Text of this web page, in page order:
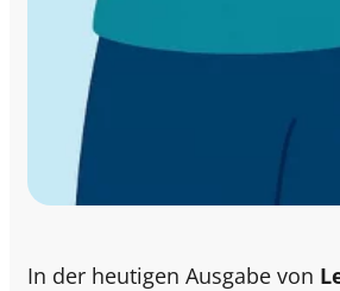
In der heutigen Ausgabe von